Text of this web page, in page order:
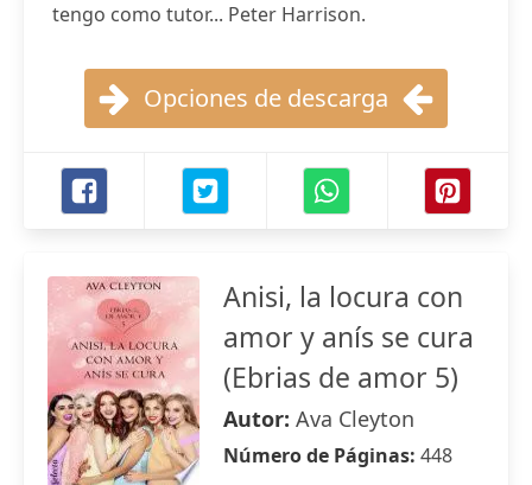
tengo como tutor... Peter Harrison.
Opciones de descarga
Anisi, la locura con
amor y anís se cura
(Ebrias de amor 5)
Autor: Ava Cleyton
Número de Páginas: 448